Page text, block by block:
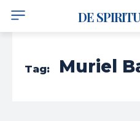
DE
Tag: Muriel